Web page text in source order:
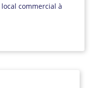
commercial à